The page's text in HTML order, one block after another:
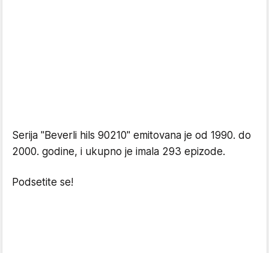
Serija "Beverli hils 90210" emitovana je od 1990. do
2000. godine, i ukupno je imala 293 epizode.
Podsetite se!